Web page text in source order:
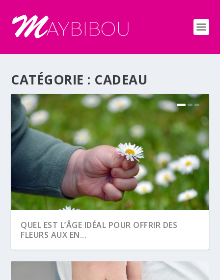
CATÉGORIE : CADEAU
QUEL EST L’ÂGE IDÉAL POUR OFFRIR DES
FLEURS AUX EN...